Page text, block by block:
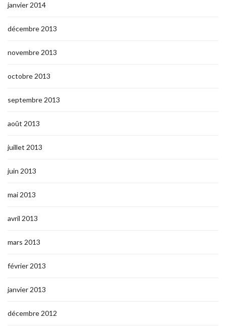
janvier 2014
décembre 2013
novembre 2013
octobre 2013
septembre 2013
août 2013
juillet 2013
juin 2013
mai 2013
avril 2013
mars 2013
février 2013
janvier 2013
décembre 2012